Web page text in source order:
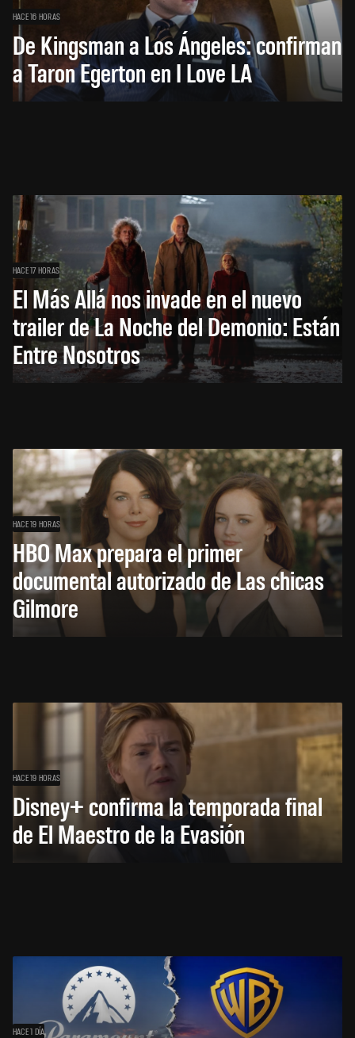
HACE 16 HORAS
De Kingsman a Los Ángeles: confirman
a Taron Egerton en I Love LA
HACE 17 HORAS
El Más Allá nos invade en el nuevo
trailer de La Noche del Demonio: Están
Entre Nosotros
HACE 19 HORAS
HBO Max prepara el primer
documental autorizado de Las chicas
Gilmore
HACE 19 HORAS
Disney+ confirma la temporada final
de El Maestro de la Evasión
HACE 1 DÍA